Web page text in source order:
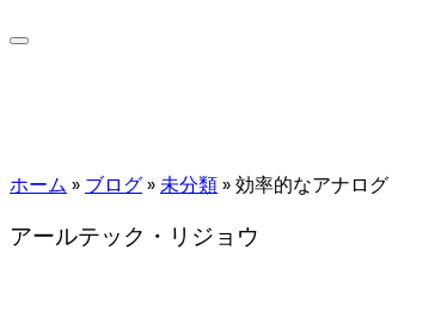
ホーム » ブログ»未分類»効率的なアナログ
アールテック・リジョウ